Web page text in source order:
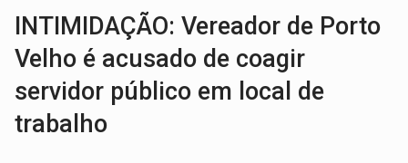
VÍDEO:
INTIMIDAÇÃO: Vereador de Porto
Velho é acusado de coagir
servidor público em local de
trabalho